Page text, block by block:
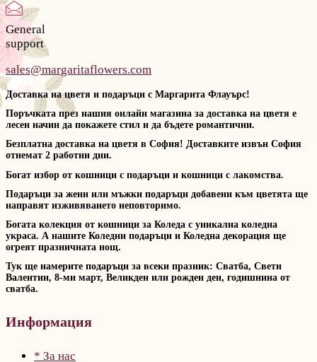
General
support
sales@margaritaflowers.com
Доставка на цветя и подаръци с Маргарита Флауърс!
Поръчката през нашия онлайн магазина за доставка на цветя е
лесен начин да покажете стил и да бъдете романтични.
Безплатна доставка на цветя в София! Доставките извън София
отнемат 2 работни дни.
Богат избор от кошници с подаръци и кошници с лакомства.
Подаръци за жени или мъжки подаръци добавени към цветята ще
направят изживяването неповторимо.
Богата колекция от кошници за Коледа с уникална коледна
украса. А нашите Коледни подаръци и Коледна декорация ще
огреят празничната нощ.
Тук ще намерите подаръци за всеки празник: Сватба, Свети
Валентин, 8-ми март, Великден или рожден ден, годишнина от
сватба.
Информация
* За нас